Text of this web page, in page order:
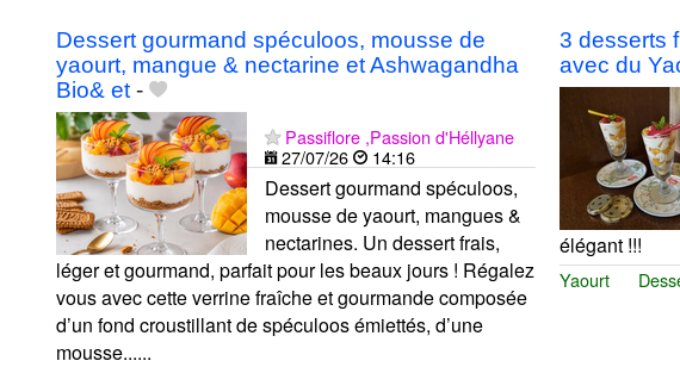
Dessert gourmand spéculoos, mousse de
yaourt, mangue & nectarine et Ashwagandha
Bio& et -
Passiflore ,Passion d'Héllyane
27/07/26
14:16
Dessert gourmand spéculoos,
mousse de yaourt, mangues &
nectarines. Un dessert frais,
léger et gourmand, parfait pour les beaux jours ! Régalez
vous avec cette verrine fraîche et gourmande composée
d’un fond croustillant de spéculoos émiettés, d’une
mousse......
3 desserts
avec du
élégant !!!
Yaourt